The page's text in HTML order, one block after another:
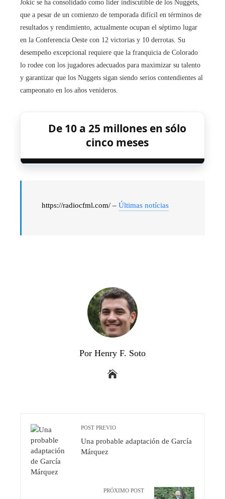
Jokic se ha consolidado como líder indiscutible de los Nuggets,
que a pesar de un comienzo de temporada difícil en términos de
resultados y rendimiento, actualmente ocupan el séptimo lugar
en la Conferencia Oeste con 12 victorias y 10 derrotas. Su
desempeño excepcional requiere que la franquicia de Colorado
lo rodee con los jugadores adecuados para maximizar su talento
y garantizar que los Nuggets sigan siendo serios contendientes al
campeonato en los años venideros.
De 10 a 25 millones en sólo
cinco meses
https://radiocfml.com/ – Últimas notícias
Por Henry F. Soto
POST PREVIO
Una probable adaptación de García
Márquez
PRÓXIMO POST